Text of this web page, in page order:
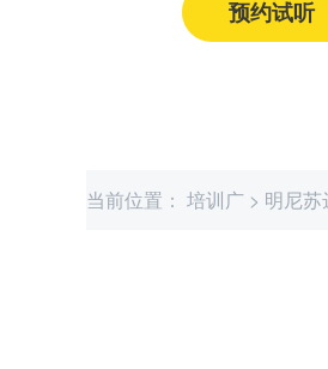
预约试听
当前位置： 培训广 > 明尼